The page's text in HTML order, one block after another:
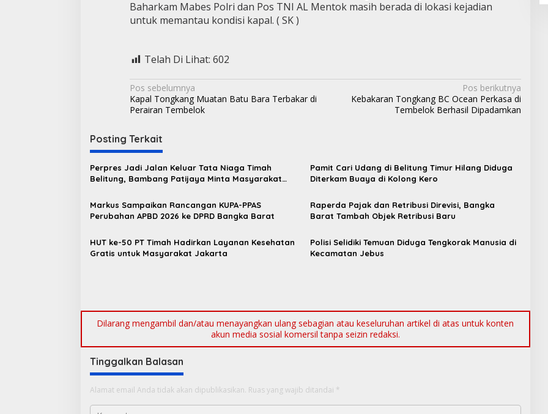
Baharkam Mabes Polri dan Pos TNI AL Mentok masih berada di lokasi kejadian
untuk memantau kondisi kapal. ( SK )
Telah Di Lihat: 602
N
a
i
g
a
i
o
s
Pos sebelumnya
Kapal Tongkang Muatan Batu Bara Terbakar di
Perairan Tembelok
Pos berikutnya
Kebakaran Tongkang BC Ocean Perkasa di
Tembelok Berhasil Dipadamkan
Posting Terkait
Perpres Jadi Jalan Keluar Tata Niaga Timah
Belitung, Bambang Patijaya Minta Masyarakat
Pamit Cari Udang di Belitung Timur Hilang Diduga
Diterkam Buaya di Kolong Kero
Markus Sampaikan Rancangan KUPA-PPAS
Perubahan APBD 2026 ke DPRD Bangka Barat
Raperda Pajak dan Retribusi Direvisi, Bangka
Barat Tambah Objek Retribusi Baru
HUT ke-50 PT Timah Hadirkan Layanan Kesehatan
Gratis untuk Masyarakat Jakarta
Polisi Selidiki Temuan Diduga Tengkorak Manusia di
Kecamatan Jebus
Dilarang mengambil dan/atau menayangkan ulang sebagian atau keseluruhan artikel di atas untuk konten
akun media sosial komersil tanpa seizin redaksi.
Tinggalkan Balasan
Alamat email Anda tidak akan dipublikasikan. Ruas yang wajib ditandai *